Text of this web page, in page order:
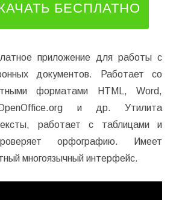
БЕСПЛАТНО
приложение для работы с
документов. Работает со
форматами HTML, Word,
и др. Утилита
работает с таблицами и
орфографию. Имеет
многоязычный интерфейс.